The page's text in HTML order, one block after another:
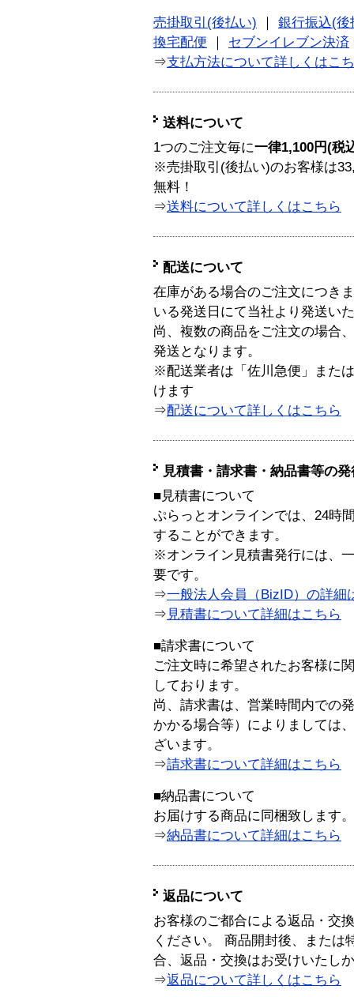
売掛取引(後払い)
銀行振込(後
換宅配便
セブンイレブン決済
⇒支払方法について詳しくはこ
送料について
1つのご注文毎に一律1,100円(税
※売掛取引(後払い)のお客様は
無料！
⇒送料について詳しくはこちら
配送について
在庫がある場合のご注文につき
いる発送日にて当社より発送い
尚、複数の商品をご注文の場合
発送となります。
※配送業者は「佐川急便」また
けます
⇒配送について詳しくはこちら
見積書・請求書・納品書等の
■見積書について
ぷらっとオンラインでは、24時
することができます。
※オンライン見積書発行には、
要です。
⇒一般法人会員（BizID）の詳細
⇒ 見積書について詳細はこちら
■請求書について
ご注文時に希望されたお客様に
しております。
尚、請求書は、営業時間内での
かかる場合等）によりましては
ざいます。
⇒請求書について詳細はこちら
■納品書について
お届けする商品に同梱致します。
⇒納品書について詳細はこちら
返品について
お客様のご都合による返品・交
ください。 商品開封後、または
合、返品・交換はお受けいたし
⇒返品について詳しくはこちら